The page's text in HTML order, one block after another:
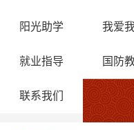
阳光助学 我爱
就业指导 国防
联系我们